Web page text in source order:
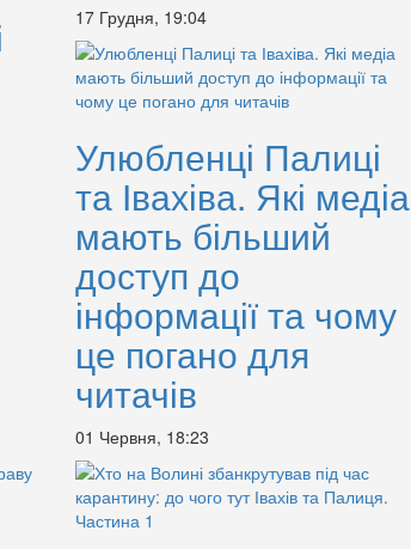
17 Грудня, 19:04
Улюбленці Палиці
та Івахіва. Які медіа
мають більший
доступ до
інформації та чому
це погано для
читачів
01 Червня, 18:23